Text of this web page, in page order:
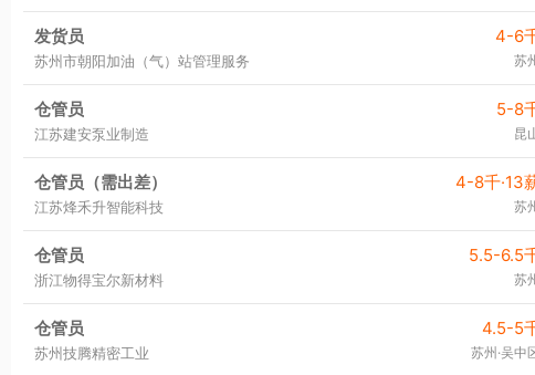
发货员 4-6
苏州市朝阳加油（气）站管理服务 苏
仓管员 5-8
江苏建安泵业制造 昆
仓管员（需出差） 4-8千·13
江苏烽禾升智能科技 苏
仓管员 5.5-6.5
浙江物得宝尔新材料 苏
仓管员 4.5-5
苏州技腾精密工业 苏州·吴中